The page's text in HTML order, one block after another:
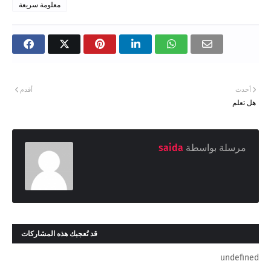
معلومة سريعة
أحدث
هل تعلم
أقدم
مرسلة بواسطة
قد تُعجبك هذه المشاركات
undefined